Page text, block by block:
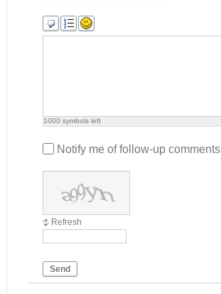
1000 symbols left
Notify me of follow-up comments
Refresh
Send